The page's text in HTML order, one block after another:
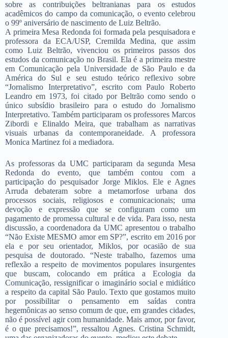
sobre as contribuições beltranianas para os estudos
acadêmicos do campo da comunicação, o evento celebrou
o 99º aniversário de nascimento de Luiz Beltrão.
A primeira Mesa Redonda foi formada pela pesquisadora e
professora da ECA/USP, Cremilda Medina, que assim
como Luiz Beltrão, vivenciou os primeiros passos dos
estudos da comunicação no Brasil. Ela é a primeira mestre
em Comunicação pela Universidade de São Paulo e da
América do Sul e seu estudo teórico reflexivo sobre
“Jornalismo Interpretativo”, escrito com Paulo Roberto
Leandro em 1973, foi citado por Beltrão como sendo o
único subsídio brasileiro para o estudo do Jornalismo
Interpretativo. Também participaram os professores Marcos
Zibordi e Elinaldo Meira, que trabalham as narrativas
visuais urbanas da contemporaneidade. A professora
Monica Martinez foi a mediadora.
As professoras da UMC participaram da segunda Mesa
Redonda do evento, que também contou com a
participação do pesquisador Jorge Miklos. Ele e Agnes
Arruda debateram sobre a metamorfose urbana dos
processos sociais, religiosos e comunicacionais; uma
devoção e expressão que se configuram como um
pagamento de promessa cultural e de vida. Para isso, nesta
discussão, a coordenadora da UMC apresentou o trabalho
“Não Existe MESMO amor em SP?”, escrito em 2016 por
ela e por seu orientador, Miklos, por ocasião de sua
pesquisa de doutorado. “Neste trabalho, fazemos uma
reflexão a respeito de movimentos populares insurgentes
que buscam, colocando em prática a Ecologia da
Comunicação, ressignificar o imaginário social e midiático
a respeito da capital São Paulo. Texto que gostamos muito
por possibilitar o pensamento em saídas contra
hegemônicas ao senso comum de que, em grandes cidades,
não é possível agir com humanidade. Mais amor, por favor,
é o que precisamos!”, ressaltou Agnes. Cristina Schmidt,